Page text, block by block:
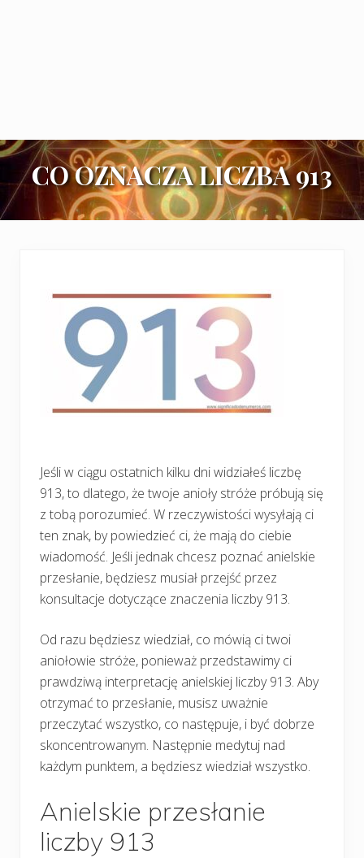
CO OZNACZA LICZBA 913
Jeśli w ciągu ostatnich kilku dni widziałeś liczbę
913, to dlatego, że twoje anioły stróże próbują się
z tobą porozumieć. W rzeczywistości wysyłają ci
ten znak, by powiedzieć ci, że mają do ciebie
wiadomość. Jeśli jednak chcesz poznać anielskie
przesłanie, będziesz musiał przejść przez
konsultacje dotyczące znaczenia liczby 913.
Od razu będziesz wiedział, co mówią ci twoi
aniołowie stróże, ponieważ przedstawimy ci
prawdziwą interpretację anielskiej liczby 913. Aby
otrzymać to przesłanie, musisz uważnie
przeczytać wszystko, co następuje, i być dobrze
skoncentrowanym. Następnie medytuj nad
każdym punktem, a będziesz wiedział wszystko.
Anielskie przesłanie
liczby 913